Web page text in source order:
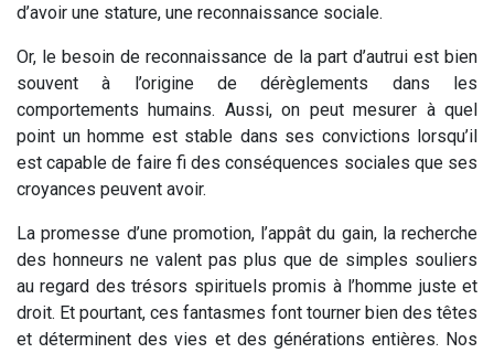
d’avoir une stature, une reconnaissance sociale.
Or, le besoin de reconnaissance de la part d’autrui est bien
souvent à l’origine de dérèglements dans les
comportements humains. Aussi, on peut mesurer à quel
point un homme est stable dans ses convictions lorsqu’il
est capable de faire fi des conséquences sociales que ses
croyances peuvent avoir.
La promesse d’une promotion, l’appât du gain, la recherche
des honneurs ne valent pas plus que de simples souliers
au regard des trésors spirituels promis à l’homme juste et
droit. Et pourtant, ces fantasmes font tourner bien des têtes
et déterminent des vies et des générations entières. Nos